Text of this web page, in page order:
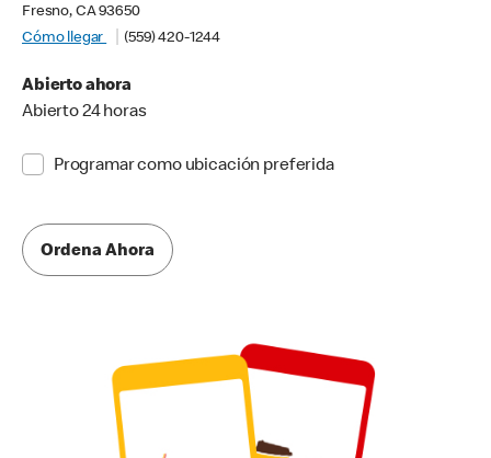
Fresno, CA 93650
Cómo llegar
(559) 420-1244
Abierto ahora
Abierto 24 horas
Programar como ubicación preferida
Ordena Ahora